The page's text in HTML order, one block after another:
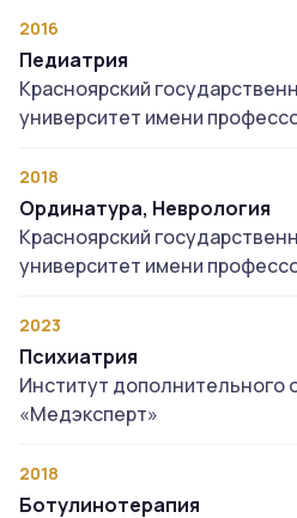
2016
Педиатрия
Красноярский
университет имени
2018
Ординатура, Неврология
Красноярский
университет имени
2023
Психиатрия
Институт дополнительного
«Медэксперт»
2018
Ботулинотерапия